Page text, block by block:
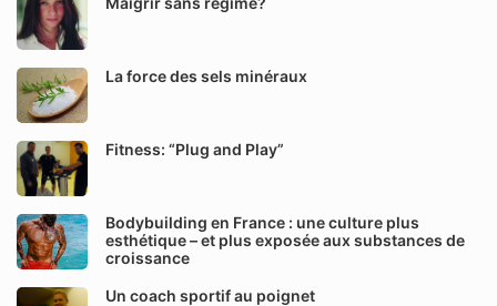
La force des sels minéraux
Fitness: “Plug and Play”
Bodybuilding en France : une culture plus
esthétique – et plus exposée aux substances de
croissance
Un coach sportif au poignet